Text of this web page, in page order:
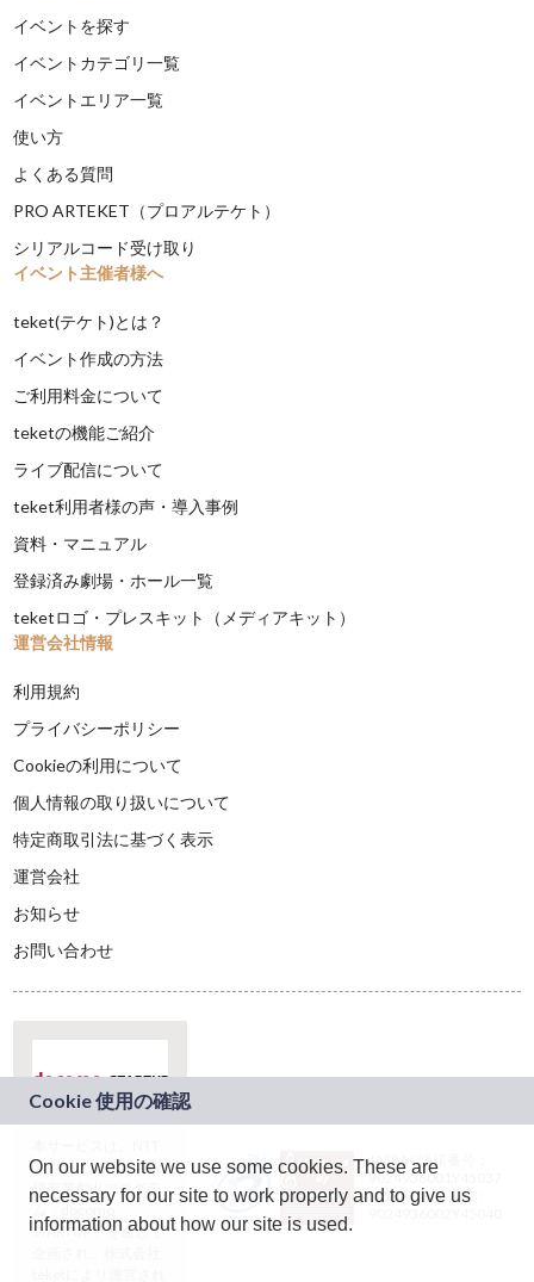
イベントを探す
イベントカテゴリ一覧
イベントエリア一覧
使い方
よくある質問
PRO ARTEKET（プロアルテケト）
シリアルコード受け取り
イベント主催者様へ
teket(テケト)とは？
イベント作成の方法
ご利用料金について
teketの機能ご紹介
ライブ配信について
teket利用者様の声・導入事例
資料・マニュアル
登録済み劇場・ホール一覧
teketロゴ・プレスキット（メディアキット）
運営会社情報
利用規約
プライバシーポリシー
Cookieの利用について
個人情報の取り扱いについて
特定商取引法に基づく表示
運営会社
お知らせ
お問い合わせ
ドコモグループの新
規事業創出プログラ
ム「docomo
STARTUP」を通じて
JASRAC許諾番号：
9024936001Y45037
JASRAC許諾番号：
On our website we use some cookies. These are
necessary for our site to work properly and to give us
information about how our site is used.